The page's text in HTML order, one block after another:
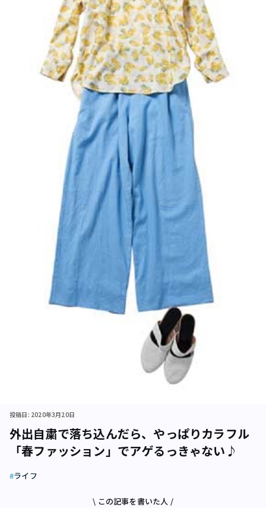
外出自粛で落ち込んだら、やっぱりカラフル
「春ファッション」でアゲるっきゃない♪
投稿日: 2020年3月20日
ライフ
\ この記事を書いた人 /